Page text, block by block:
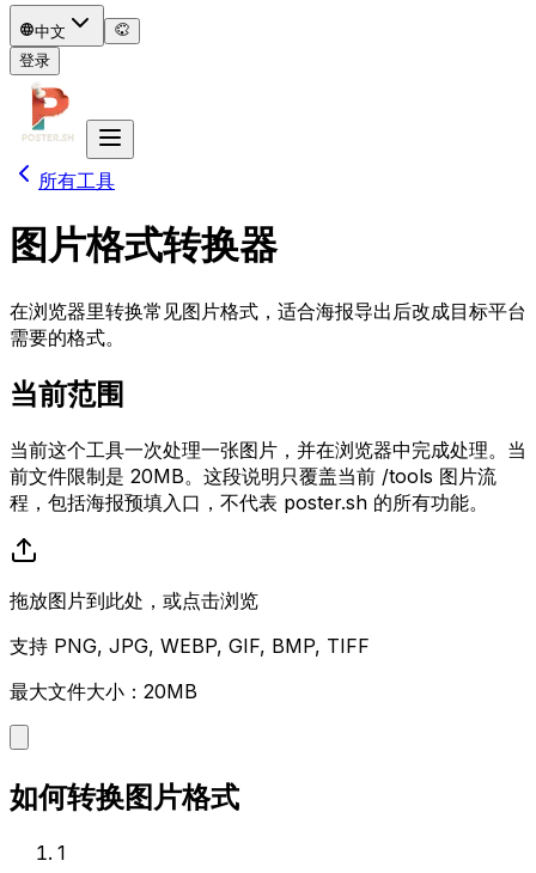
中文
登录
所有工具
图片格式转换器
在浏览器里转换常见图片格式，适合海报导出后改成目标平台
需要的格式。
当前范围
当前这个工具一次处理一张图片，并在浏览器中完成处理。当
前文件限制是 20MB。这段说明只覆盖当前 /tools 图片流
程，包括海报预填入口，不代表 poster.sh 的所有功能。
拖放图片到此处，或点击浏览
支持 PNG, JPG, WEBP, GIF, BMP, TIFF
最大文件大小：20MB
如何转换图片格式
1